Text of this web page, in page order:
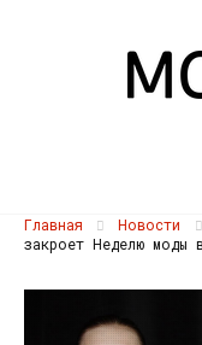
Главная Новости
закроет Неделю моды